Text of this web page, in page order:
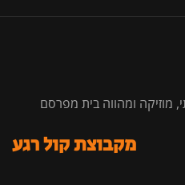
מוזיקה ומהווה בית מפרסם
מקבוצת קול רגע